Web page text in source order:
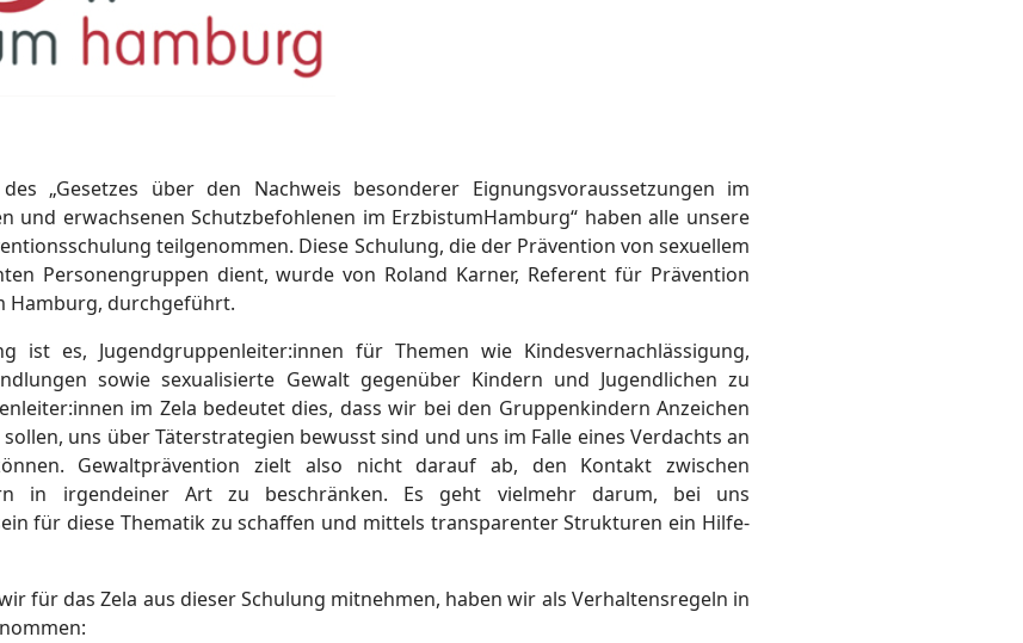
„Gesetzes über den Nachweis besonderer Eignungsvoraussetzungen im
und erwachsenen Schutzbefohlenen im ErzbistumHamburg“ haben alle unsere
teilgenommen. Diese Schulung, die der Prävention von sexuellem
Personengruppen dient, wurde von Roland Karner, Referent für Prävention
Hamburg, durchgeführt.
ist es, Jugendgruppenleiter:innen für Themen wie Kindesvernachlässigung,
sowie sexualisierte Gewalt gegenüber Kindern und Jugendlichen zu
im Zela bedeutet dies, dass wir bei den Gruppenkindern Anzeichen
uns über Täterstrategien bewusst sind und uns im Falle eines Verdachts an
Gewaltprävention zielt also nicht darauf ab, den Kontakt zwischen
in irgendeiner Art zu beschränken. Es geht vielmehr darum, bei uns
für diese Thematik zu schaffen und mittels transparenter Strukturen ein Hilfe-
für das Zela aus dieser Schulung mitnehmen, haben wir als Verhaltensregeln in